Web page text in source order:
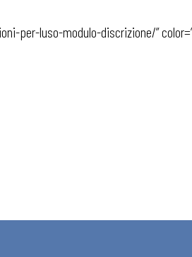
luso-modulo-discrizione/”